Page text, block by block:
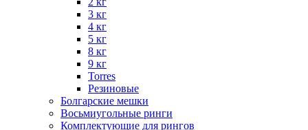
3 кг
4 кг
5 кг
8 кг
9 кг
Torres
Резиновые
Болгарские мешки
Восьмиугольные ринги
Комплектующие для рингов